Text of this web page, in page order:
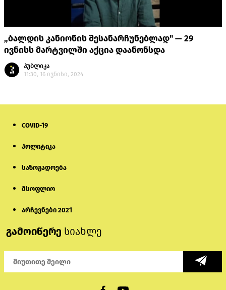
„ბალდის კანიონის შესანარჩუნებლად" — 29
ივნისს მარტვილში აქცია დაანონსდა
პუბლიკა
11:30, 16 ივნისი, 2024
COVID-19
პოლიტიკა
საზოგადოება
მსოფლიო
არჩევნები 2021
გამოიწერე სიახლე